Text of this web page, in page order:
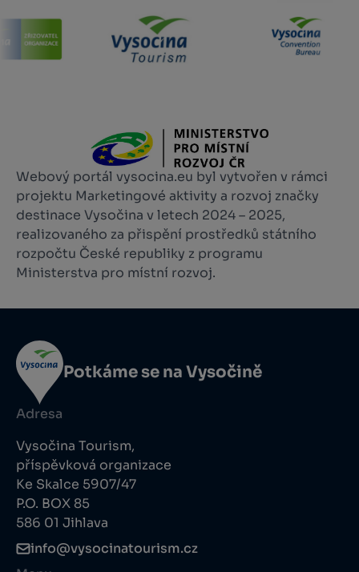
Webový portál vysocina.eu byl vytvořen v rámci
projektu Marketingové aktivity a rozvoj značky
destinace Vysočina v letech 2024 – 2025,
realizovaného za přispění prostředků státního
rozpočtu České republiky z programu
Ministerstva pro místní rozvoj.
Potkáme se na Vysočině
Adresa
Vysočina Tourism,
příspěvková organizace
Ke Skalce 5907/47
P.O. BOX 85
586 01 Jihlava
info@vysocinatourism.cz